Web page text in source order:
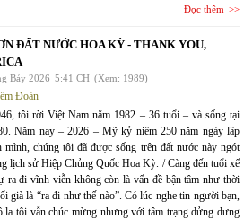
Đọc thêm
ĐẤT NƯỚC HOA KỲ - THANK YOU,
Bảy 2026 5:41 CH (Xem: 1989)
Đoàn
tôi rời Việt Nam năm 1982 – 36 tuổi – và sống tại
Năm nay – 2026 – Mỹ kỷ niệm 250 năm ngày lập
chúng tôi đã được sống trên đất nước này ngót
lịch sử Hiệp Chủng Quốc Hoa Kỳ. / Càng đến tuổi xế
ra đi vĩnh viễn không còn là vấn đề bận tâm như thời
già là “ra đi như thế nào”. Có lúc nghe tin người bạn,
la tôi vẫn chúc mừng nhưng với tâm trạng dửng dưng